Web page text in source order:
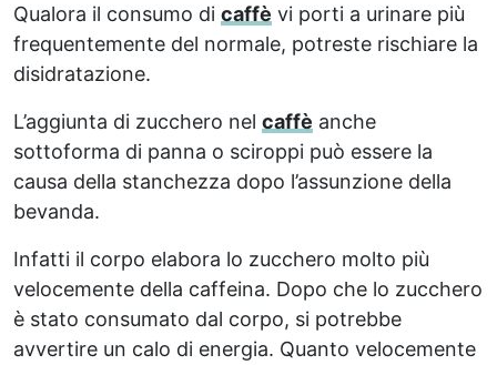
Qualora il consumo di caffè vi porti a urinare più
frequentemente del normale, potreste rischiare la
disidratazione.
L’aggiunta di zucchero nel caffè anche
sottoforma di panna o sciroppi può essere la
causa della stanchezza dopo l’assunzione della
bevanda.
Infatti il corpo elabora lo zucchero molto più
velocemente della caffeina. Dopo che lo zucchero
è stato consumato dal corpo, si potrebbe
avvertire un calo di energia. Quanto velocemente